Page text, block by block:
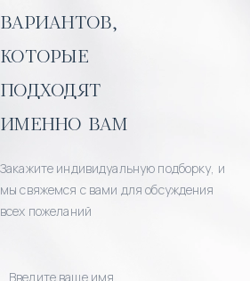
вариантов,
которые
подходят
именно вам
Закажите индивидуальную подборку, и
мы свяжемся с вами для обсуждения
всех пожеланий